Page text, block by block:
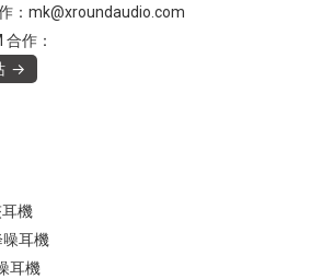
：mk@xroundaudio.com
作：
→
機
噪耳機
耳機